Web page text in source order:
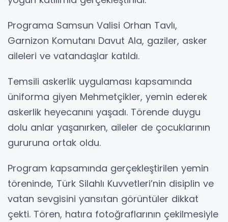
Programa Samsun Valisi Orhan Tavlı,
Garnizon Komutanı Davut Ala, gaziler, asker
aileleri ve vatandaşlar katıldı.
Temsili askerlik uygulaması kapsamında
üniforma giyen Mehmetçikler, yemin ederek
askerlik heyecanını yaşadı. Törende duygu
dolu anlar yaşanırken, aileler de çocuklarının
gururuna ortak oldu.
Program kapsamında gerçekleştirilen yemin
töreninde, Türk Silahlı Kuvvetleri’nin disiplin ve
vatan sevgisini yansıtan görüntüler dikkat
çekti. Tören, hatıra fotoğraflarının çekilmesiyle